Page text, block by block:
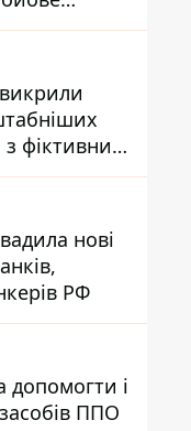
з фіктивним
нові
РФ
допомогти і
ППО